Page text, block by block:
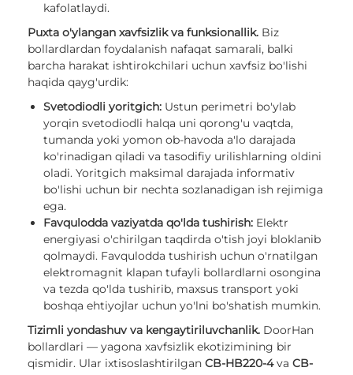
kafolatlaydi.
Puxta o'ylangan xavfsizlik va funksionallik. Biz
bollardlardan foydalanish nafaqat samarali, balki
barcha harakat ishtirokchilari uchun xavfsiz bo'lishi
haqida qayg'urdik:
Svetodiodli yoritgich: Ustun perimetri bo'ylab
yorqin svetodiodli halqa uni qorong'u vaqtda,
tumanda yoki yomon ob-havoda a'lo darajada
ko'rinadigan qiladi va tasodifiy urilishlarning oldini
oladi. Yoritgich maksimal darajada informativ
bo'lishi uchun bir nechta sozlanadigan ish rejimiga
ega.
Favqulodda vaziyatda qo'lda tushirish: Elektr
energiyasi o'chirilgan taqdirda o'tish joyi bloklanib
qolmaydi. Favqulodda tushirish uchun o'rnatilgan
elektromagnit klapan tufayli bollardlarni osongina
va tezda qo'lda tushirib, maxsus transport yoki
boshqa ehtiyojlar uchun yo'lni bo'shatish mumkin.
Tizimli yondashuv va kengaytiriluvchanlik. DoorHan
bollardlari — yagona xavfsizlik ekotizimining bir
qismidir. Ular ixtisoslashtirilgan CB-HB220-4va CB-